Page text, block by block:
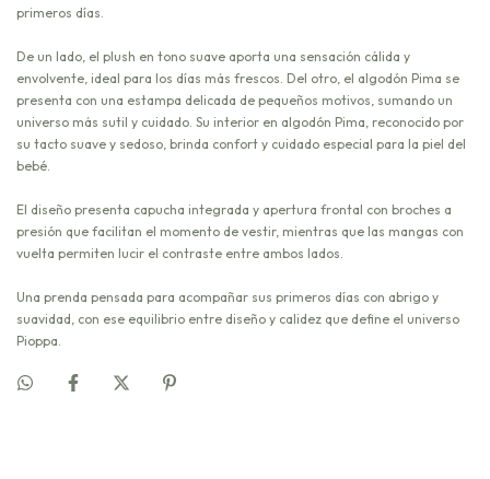
primeros días.
De un lado, el plush en tono suave aporta una sensación cálida y
envolvente, ideal para los días más frescos. Del otro, el algodón Pima se
presenta con una estampa delicada de pequeños motivos, sumando un
universo más sutil y cuidado. Su interior en algodón Pima, reconocido por
su tacto suave y sedoso, brinda confort y cuidado especial para la piel del
bebé.
El diseño presenta capucha integrada y apertura frontal con broches a
presión que facilitan el momento de vestir, mientras que las mangas con
vuelta permiten lucir el contraste entre ambos lados.
Una prenda pensada para acompañar sus primeros días con abrigo y
suavidad, con ese equilibrio entre diseño y calidez que define el universo
Pioppa.